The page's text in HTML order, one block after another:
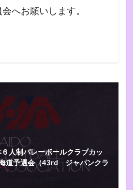
へお願いします。
人制バレーボールクラブカッ
道予選会（43rd ジャパンクラ